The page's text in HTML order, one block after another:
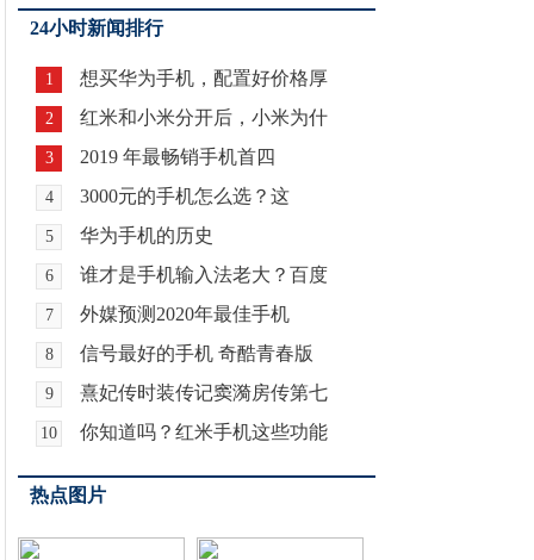
24小时新闻排行
1 想买华为手机，配置好价格厚
2 红米和小米分开后，小米为什
3 2019 年最畅销手机首四
4 3000元的手机怎么选？这
5 华为手机的历史
6 谁才是手机输入法老大？百度
7 外媒预测2020年最佳手机
8 信号最好的手机 奇酷青春版
9 熹妃传时装传记窦漪房传第七
10 你知道吗？红米手机这些功能
热点图片